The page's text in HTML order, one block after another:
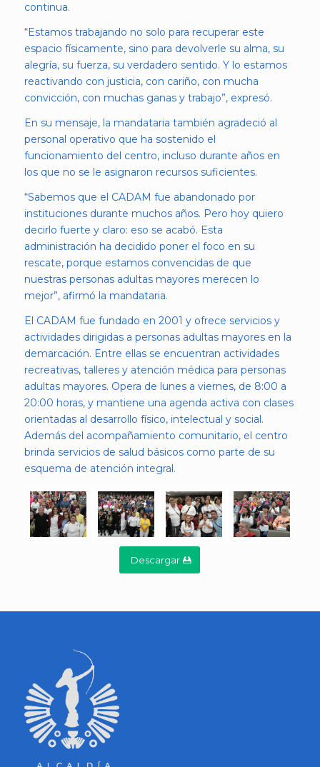
continua.
“Estamos trabajando no solo para recuperar este
espacio físicamente, sino para devolverle su alma, su
alegría, su fuerza, su verdadero sentido. Y lo estamos
reactivando con justicia, con cariño, con mucha
convicción, con muchas ganas y trabajo”, expresó.
En su mensaje, la mandataria también agradeció al
personal operativo que ha sostenido el
funcionamiento del centro, incluso durante años en
los que no se le asignaron recursos suficientes.
“Sabemos que el CADAM fue abandonado por
instituciones durante muchos años. Pero hoy quiero
decirlo fuerte y claro: eso se acabó. Esta
administración ha decidido poner el foco en su
rescate, porque estamos convencidas de que
nuestras personas adultas mayores merecen lo
mejor”, afirmó la mandataria.
El CADAM fue fundado en 2001 y ofrece servicios y
actividades dirigidas a personas adultas mayores en la
demarcación. Entre ellas se encuentran actividades
recreativas, talleres y atención médica para personas
adultas mayores. Opera de lunes a viernes, de 8:00 a
20:00 horas, y mantiene una agenda activa con clases
orientadas al desarrollo físico, intelectual y social.
Además del acompañamiento comunitario, el centro
brinda servicios de salud básicos como parte de su
esquema de atención integral.
Descargar